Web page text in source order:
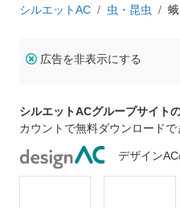
シルエットAC 虫・昆虫 蛾
広告を非表示にする
シルエットACグループサイト
カウントで無料ダウンロードで
デザイン